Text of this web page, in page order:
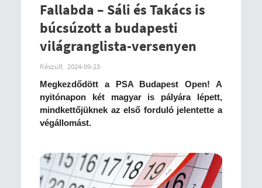
Fallabda – Sáli és Takács is
búcsúzott a budapesti
világranglista-versenyen
Készült 2024-09-23
Megkezdődött a PSA Budapest Open! A
nyitónapon két magyar is pályára lépett,
mindkettőjüknek az első forduló jelentette a
végállomást.